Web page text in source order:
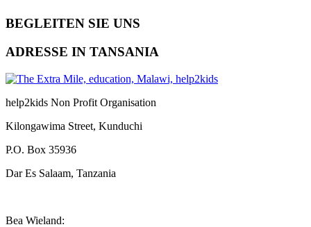
BEGLEITEN SIE UNS
ADRESSE IN TANSANIA
help2kids Non Profit Organisation
Kilongawima Street, Kunduchi
P.O. Box 35936
Dar Es Salaam, Tanzania
Bea Wieland: